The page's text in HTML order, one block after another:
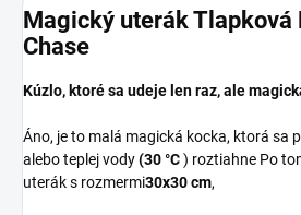
Magický uterák Tlapková
Chase
Kúzlo, ktoré sa udeje len raz, ale
Áno, je to malá magická kocka, ktorá sa
alebo teplej vody(30 °C) roztiahne Po
uterák s rozmermi30x30 cm,